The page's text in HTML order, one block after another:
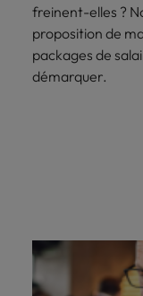
freinent-elles ?
proposition de
packages de
démarquer.